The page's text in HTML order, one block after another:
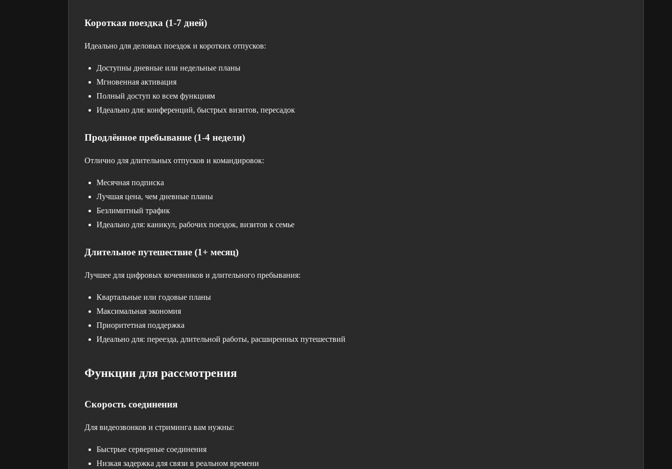
Короткая поездка (1-7 дней)
Идеально для деловых поездок и коротких отпусков:
Доступны дневные или недельные планы
Мгновенная активация
Полный доступ ко всем функциям
Идеально для: конференций, быстрых визитов, пересадок
Продлённое пребывание (1-4 недели)
Отлично для длительных отпусков и командировок:
Месячная подписка
Лучшая цена, чем дневные планы
Безлимитный трафик
Идеально для: каникул, рабочих поездок, визитов к семье
Длительное путешествие (1+ месяц)
Лучшее для цифровых кочевников и длительного пребывания:
Квартальные или годовые планы
Максимальная экономия
Приоритетная поддержка
Идеально для: переезда, длительной работы, расширенных путешествий
Функции для рассмотрения
Скорость соединения
Для видеозвонков и стриминга вам нужны:
Быстрые серверные соединения
Низкая задержка для связи в реальном времени